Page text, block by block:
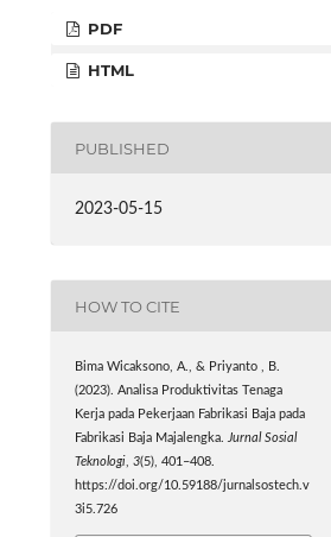
PDF
HTML
PUBLISHED
2023-05-15
HOW TO CITE
Bima Wicaksono, A., & Priyanto , B.
(2023). Analisa Produktivitas Tenaga
Kerja pada Pekerjaan Fabrikasi Baja pada
Fabrikasi Baja Majalengka.Jurnal Sosial
Teknologi,3(5), 401–408.
https://doi.org/10.59188/jurnalsostech.v
3i5.726